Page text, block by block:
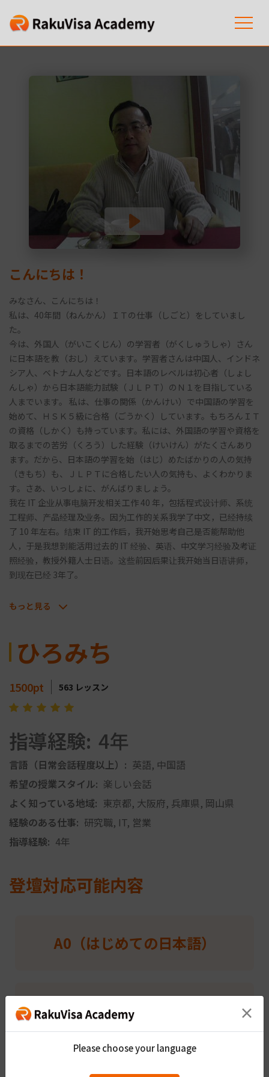
こんにちは！
みなさん、こんにちは！
私は、40年間（ねんかん）ＩＴの仕事（しごと）をしていまし
た。
今は、外国人（がいこくじん）の学習者（がくしゅうしゃ）さん
に日本語を教（おし）えています。学習者さんは中国人、インドネ
シア人、ベトナム人などです。日本語のレベルは初心者（しょし
んしゃ）から日本語能力試験（ＪＬＰＴ）のＮ１を目指している
人までいます。 私は、仕事の関係（かんけい）で中国語の学習を
始めて、ＨＳＫ５級に合格（ごうかく）しています。もちろんＩＴ
の資格（しかく）も持っています。私には、外国語の学習や資格を
取るまでの苦労（くろう）した経験（けいけん）がたくさんあり
ます。だから、日本語の学習を始（はじ）めたばかりの人の気持
（きもち）も、ＪＬＰＴに合格したい人の気持も、よくわかりま
す。さあ、いっしょに、がんばりましょう。
我在 IT 企业从事电脑开发相关工作 40 年，包括程式设计师、系统
工程师、产品经理及业务。因为工作的关系我学了中文，已经持续
了 10 年左右。结束 IT 的工作后，我开始思考自己是否能帮助他
人，于是我想到能活用过去的 IT 经验、英语、中文学习经验及考证
照经验，教授外籍人士日语。这些前因后果让我开始当日语讲师，
到现在已经 3年了。
もっと見る
ひろみち
1500pt 563 レッスン
指導経験: 4年
言語（日常会話程度以上）: 英語, 中国語
希望の授業スタイル: 楽しい会話
よく知っている地域: 東京都, 大阪府, 兵庫県, 岡山県
経験のある仕事: 研究職, IT, 営業
指導経験: 4年
登壇対応可能内容
A0（はじめての日本語）
A1（N5~N4） ×
Please choose your language